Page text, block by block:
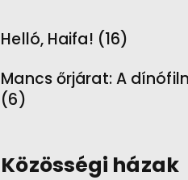
Helló, Haifa! (16)
Mancs őrjárat: A
(6)
Közösségi házak